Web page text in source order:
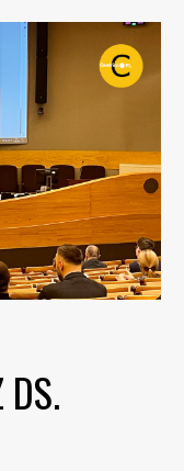
DS.